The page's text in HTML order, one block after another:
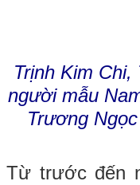
Trịnh Kim
người mẫu
Trương
Từ trước đến